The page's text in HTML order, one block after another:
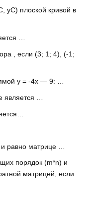
yC) плоской кривой в
…
, если (3; 1; 4), (-1;
y = -4x — 9: …
является …
равно матрице …
порядок (m*n) и
матрицей, если